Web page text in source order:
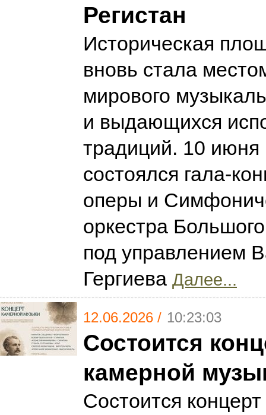
Регистан
Историческая
вновь стала
мирового
и выдающихся
традиций. 10
состоялся гала-
оперы и
оркестра
под управлением
Гергиева Далее...
12.06.2026 / 10:23:03
Состоится
камерной
Состоится